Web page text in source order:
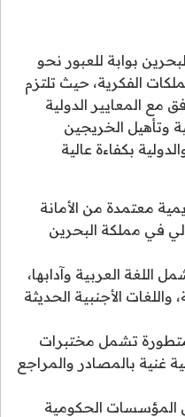
بوابة للعبور نحو
الفكرية، حيث تلتزم
مع المعايير الدولية
وتأهيل الخريجين
بكفاءة عالية
معتمدة من الأمانة
في مملكة البحرين
العربية وآدابها،
واللغات الأجنبية الحديثة
متطورة تشمل مختبرات
غنية بالمصادر والمراجع
المؤسسات الحكومية